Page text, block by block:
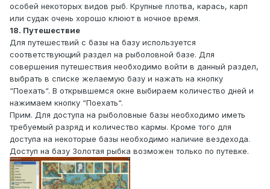
особей некоторых видов рыб. Крупные плотва, карась, карп
или судак очень хорошо клюют в ночное время.
18. Путешествие
Для путешествий с базы на базу используется
соответствующий раздел на рыболовной базе. Для
совершения путешествия необходимо войти в данный раздел,
выбрать в списке желаемую базу и нажать на кнопку
“Поехать“. В открывшемся окне выбираем количество дней и
нажимаем кнопку “Поехать“.
Прим. Для доступа на рыболовные базы необходимо иметь
требуемый разряд и количество кармы. Кроме того для
доступа на некоторые базы необходимо наличие вездехода.
Доступ на базу Золотая рыбка возможен только по путевке.